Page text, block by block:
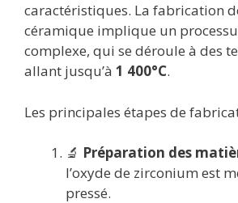
caractéristiques. La fabrication
céramique implique un
complexe, qui se déroule à des
allant jusqu’à 1 400°C.
Les principales étapes de
🔬 Préparation des
l’oxyde de zirconium est
pressé.